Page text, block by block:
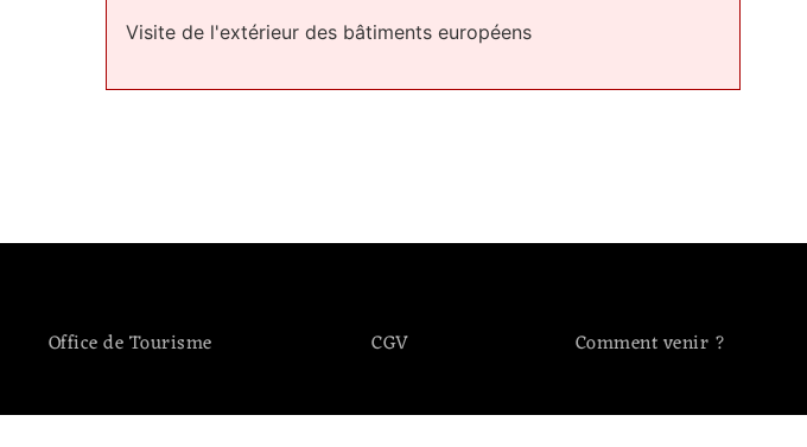
Visite de l'extérieur des bâtiments européens
Office de Tourisme CGV Comment venir ?